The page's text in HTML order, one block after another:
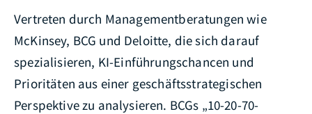
Vertreten durch Managementberatungen wie
McKinsey, BCG und Deloitte, die sich darauf
spezialisieren, KI-Einführungschancen und
Prioritäten aus einer geschäftsstrategischen
Perspektive zu analysieren. BCGs „10-20-70-